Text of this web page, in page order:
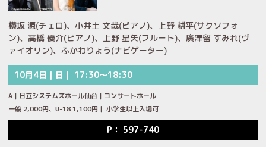
横坂 源(チェロ)、小井土 文哉(ピアノ)、上野 耕平(サクソフォ
ン)、高橋 優介(ピアノ)、上野 星矢(フルート)、廣津留 すみれ(ヴ
ァイオリン)、ふかわりょう(ナビゲーター)
10月4日｜日｜ 17:30～18:30
A｜日立システムズホール仙台｜コンサートホール
一般 2,000円、U-18 1,100円｜ 小学生以上入場可
P： 597-740